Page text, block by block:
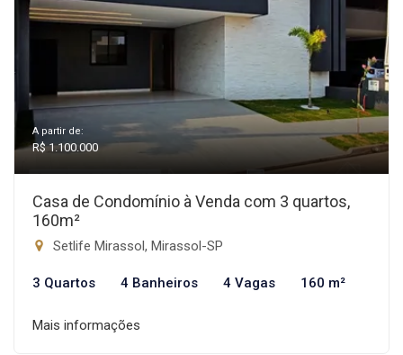
A partir de:
R$ 1.100.000
Casa de Condomínio à Venda com 3 quartos,
160m²
Setlife Mirassol, Mirassol-SP
3 Quartos 4 Banheiros 4 Vagas 160 m²
Mais informações